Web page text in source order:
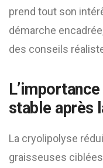
prend tout son
démarche
des conseils
stable après
La cryolipolyse
graisseuses